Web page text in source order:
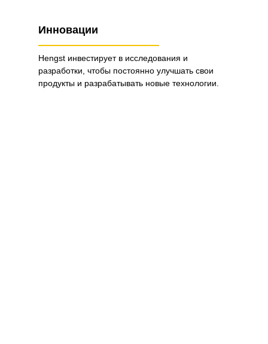
Инновации
Hengst инвестирует в исследования и
разработки, чтобы постоянно улучшать свои
продукты и разрабатывать новые технологии.